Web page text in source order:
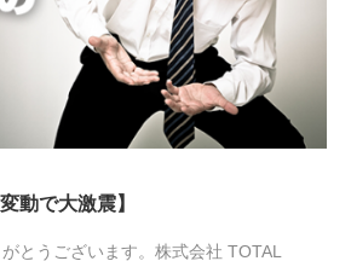
動で大激震】
とうございます。株式会社 TOTAL